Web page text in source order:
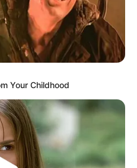
hogy
és az
, de
őket, azt
őket a
egyik sem
Your Childhood